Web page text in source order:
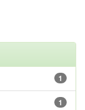
1
1